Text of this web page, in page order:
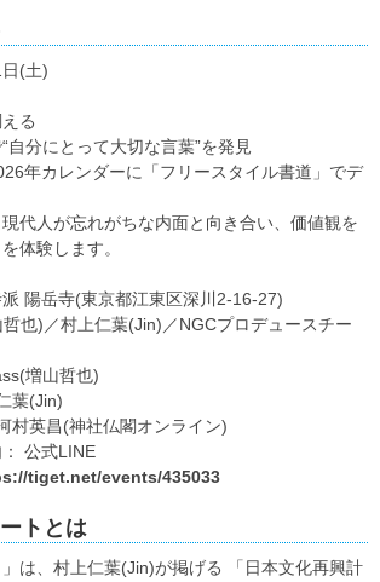
(土)
る
自分にとって大切な言葉”を発見
年カレンダーに「フリースタイル書道」でデ
代人が忘れがちな内面と向き合い、価値観を
体験します。
陽岳寺(東京都江東区深川2-16-27)
也)／村上仁葉(Jin)／NGCプロデュースチー
増山哲也)
葉(Jin)
村英昌(神社仏閣オンライン)
公式LINE
tiget.net/events/435033
トとは
」は、村上仁葉(Jin)が掲げる 「日本文化再興計